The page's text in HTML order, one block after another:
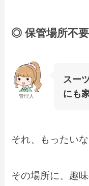
◎ 保管場所不要
管理人
スー
にも
それ、もったい
その場所に、趣